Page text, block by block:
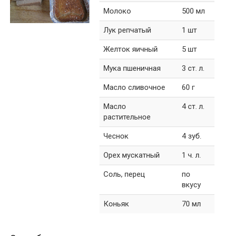
Молоко 500 мл
Лук репчатый 1 шт
Желток яичный 5 шт
Мука пшеничная 3 ст. л.
Масло сливочное 60 г
Масло
растительное
4 ст. л.
Чеснок 4 зуб.
Орех мускатный 1 ч. л.
Соль, перец
по
вкусу
Коньяк 70 мл